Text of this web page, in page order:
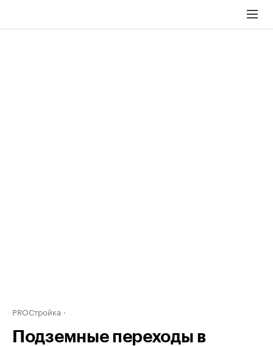
PROСтройка
Подземные переходы в